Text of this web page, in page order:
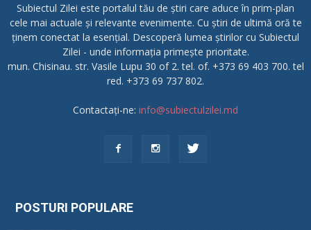
Subiectul Zilei este portalul tău de știri care aduce în prim-plan
cele mai actuale și relevante evenimente. Cu știri de ultimă oră te
ținem conectat la esențial. Descoperă lumea știrilor cu Subiectul
Zilei - unde informația primește prioritate.
mun. Chisinau. str. Vasile Lupu 30 of 2. tel. of. +373 69 403 700. tel
red. +373 69 737 802.
Contactați-ne: info@subiectulzilei.md
POSTURI POPULARE